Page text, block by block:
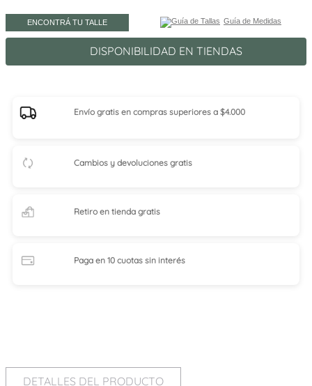
ENCONTRÁ TU TALLE Guía de Medidas
DISPONIBILIDAD EN TIENDAS
Envío gratis en compras superiores a $4.000
Cambios y devoluciones gratis
Retiro en tiendagratis
Paga en 10 cuotassin interés
DETALLES DEL PRODUCTO